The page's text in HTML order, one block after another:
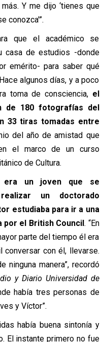
Y me dijo ‘tienes que
conozca'”.
que el académico se
casa de estudios -donde
emérito- para saber qué
algunos días, y a poco
toma de consciencia, el
de 180 fotografías del
33 tiras tomadas entre
del año de amistad que
el marco de un curso
de Cultura.
era un joven que se
un doctorado
estudiaba para ir a una
por el British Council. “En
parte del tiempo él era
conversar con él, llevarse.
ninguna manera”, recordó
y Diario Universidad de
había tres personas de
y Víctor”.
había buena sintonía y
El instante primero no fue